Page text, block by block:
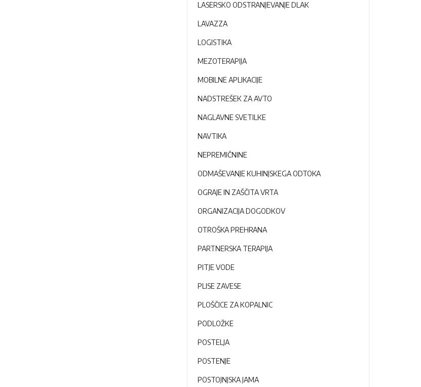
LASERSKO ODSTRANJEVANJE DLAK
LAVAZZA
LOGISTIKA
MEZOTERAPIJA
MOBILNE APLIKACIJE
NADSTREŠEK ZA AVTO
NAGLAVNE SVETILKE
NAVTIKA
NEPREMIČNINE
ODMAŠEVANJE KUHINJSKEGA ODTOKA
OGRAJE IN ZAŠČITA VRTA
ORGANIZACIJA DOGODKOV
OTROŠKA PREHRANA
PARTNERSKA TERAPIJA
PITJE VODE
PLISE ZAVESE
PLOŠČICE ZA KOPALNIC
PODLOŽKE
POSTELJA
POSTENJE
POSTOJNJSKA JAMA